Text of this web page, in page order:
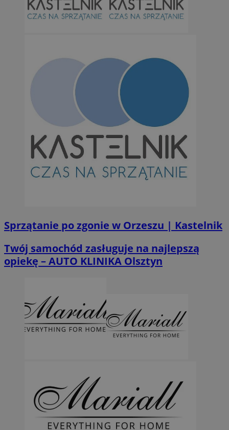
Sprzątanie po zgonie w Orzeszu | Kastelnik
Twój samochód zasługuje na najlepszą
opiekę – AUTO KLINIKA Olsztyn